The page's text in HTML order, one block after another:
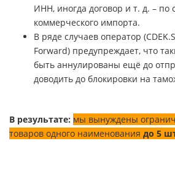
ИНН, иногда договор и т. д. – по
коммерческого импорта.
В ряде случаев оператор
Forward) предупреждает, что
быть аннулированы ещё до
доводить до блокировки на
В результате: мы вынуждены
товаров одного наименования до 5